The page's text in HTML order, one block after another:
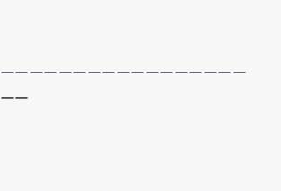
ーーーーーーーーーーーーーーーー
ー